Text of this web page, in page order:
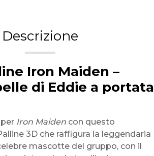
Descrizione
Iron Maiden –
di Eddie a portata
Iron Maiden con questo
3D che raffigura la leggendaria
mascotte del gruppo, con il